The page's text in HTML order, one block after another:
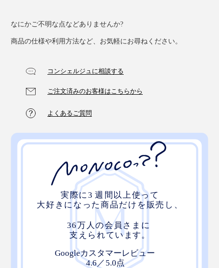
なにかご不明な点などありませんか?
商品の仕様や利用方法など、お気軽にお尋ねください。
コンシェルジュに相談する
ご注文済みのお客様はこちらから
よくあるご質問